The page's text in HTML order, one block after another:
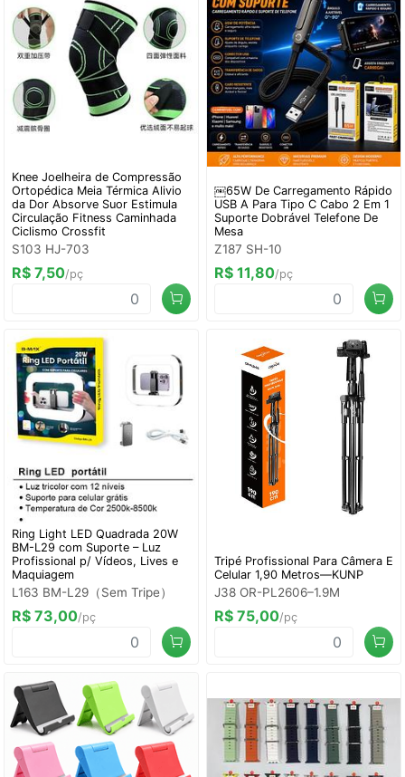
Knee Joelheira de Compressão
Ortopédica Meia Térmica Alivio
da Dor Absorve Suor Estimula
Circulação Fitness Caminhada
Ciclismo Crossfit
S103 HJ-703
R$ 7,50/pç
￼65W De Carregamento Rápido
USB A Para Tipo C Cabo 2 Em 1
Suporte Dobrável Telefone De
Mesa
Z187 SH-10
R$ 11,80/pç
Ring Light LED Quadrada 20W
BM-L29 com Suporte – Luz
Profissional p/ Vídeos, Lives e
Maquiagem
L163 BM-L29（Sem Tripe）
R$ 73,00/pç
Tripé Profissional Para Câmera E
Celular 1,90 Metros—KUNP
J38 OR-PL2606–1.9M
R$ 75,00/pç